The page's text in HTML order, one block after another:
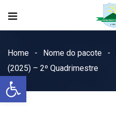
Open toolbar
Home Nome do pacote
(2025) – 2º Quadrimestre